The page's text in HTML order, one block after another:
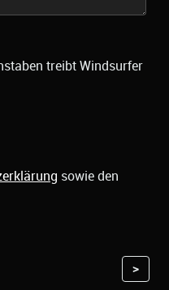
treibt Windsurfer
sowie den
>